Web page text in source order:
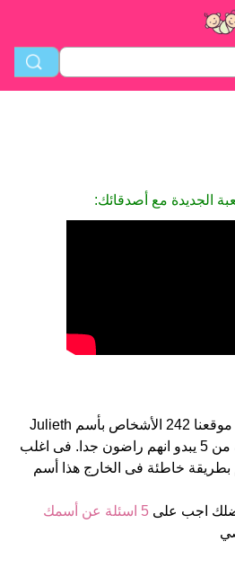
الجديدة مع أصدقائك:
Julieth هو اسم فتاة. على موقعنا 242 الأشخاص بأسم Julieth
(قدر اسمائهم ب 4.5 نجمة من 5 يبدو انهم راضون جدا. فى اغلب
بطريقة خاطئة فى الخارج هذا أسم
5 اسئلة عن أسمك